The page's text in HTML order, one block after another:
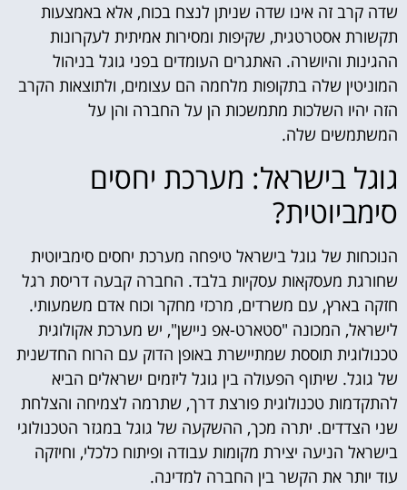
שדה קרב זה אינו שדה שניתן לנצח בכוח, אלא באמצעות
תקשורת אסטרטגית, שקיפות ומסירות אמיתית לעקרונות
ההגינות והיושרה. האתגרים העומדים בפני גוגל בניהול
המוניטין שלה בתקופות מלחמה הם עצומים, ולתוצאות הקרב
הזה יהיו השלכות מתמשכות הן על החברה והן על
המשתמשים שלה.
גוגל בישראל: מערכת יחסים
סימביוטית?
הנוכחות של גוגל בישראל טיפחה מערכת יחסים סימביוטית
שחורגת מעסקאות עסקיות בלבד. החברה קבעה דריסת רגל
חזקה בארץ, עם משרדים, מרכזי מחקר וכוח אדם משמעותי.
לישראל, המכונה "סטארט-אפ ניישן", יש מערכת אקולוגית
טכנולוגית תוססת שמתיישרת באופן הדוק עם הרוח החדשנית
של גוגל. שיתוף הפעולה בין גוגל ליזמים ישראלים הביא
להתקדמות טכנולוגית פורצת דרך, שתרמה לצמיחה והצלחת
שני הצדדים. יתרה מכך, ההשקעה של גוגל במגזר הטכנולוגי
בישראל הניעה יצירת מקומות עבודה ופיתוח כלכלי, וחיזקה
עוד יותר את הקשר בין החברה למדינה.